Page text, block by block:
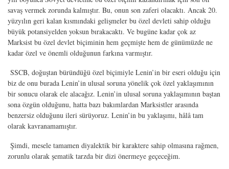
savaş vermek zorunda kalmıştır. Bu, onun son zaferi olacaktı. Ancak 20.
yüzyılın geri kalan kısmındaki gelişmeler bu özel devleti sahip olduğu
büyük potansiyelden yoksun bırakacaktı. Ve bugüne kadar çok az
Marksist bu özel devlet biçiminin hem geçmişte hem de günümüzde ne
kadar özel ve önemli olduğunun farkına varmıştır.
SSCB, doğuştan büründüğü özel biçimiyle Lenin’in bir eseri olduğu için
biz de onu burada Lenin’in ulusal soruna yönelik çok özel yaklaşımının
bir sonucu olarak ele alacağız. Lenin’in ulusal soruna yaklaşımının baştan
sona özgün olduğunu, hatta bazı bakımlardan Marksistler arasında
benzersiz olduğunu ileri sürüyoruz. Lenin’in bu yaklaşımı, hâlâ tam
olarak kavranamamıştır.
Şimdi, mesele tamamen diyalektik bir karaktere sahip olmasına rağmen,
zorunlu olarak şematik tarzda bir dizi önermeye geçeceğim.